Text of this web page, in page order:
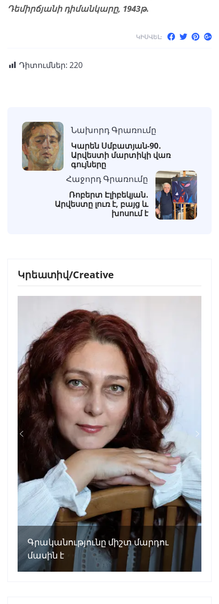
Դեմիրճյանի դիմանկարը, 1943թ.
ԿԻՍՎԵԼ:
Դիտումներ: 220
Նախորդ Գրառումը
Կարեն Սմբատյան-90․
Արվեստի մարտիկի վառ
գույները
Հաջորդ Գրառումը
Ռոբերտ Էլիբեկյան․
Արվեստը լուռ է, բայց և
խոսում է
Կրեատիվ/Creative
Գրականությունը միշտ մարդու
մասին է